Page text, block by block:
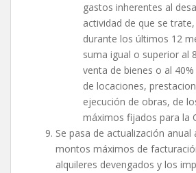
gastos inherentes al
actividad de que se
durante los últimos 12
suma igual o superior al
venta de bienes o al
de locaciones,
ejecución de obras, de
máximos fijados para la
Se pasa de actualización
montos máximos de
alquileres devengados y los